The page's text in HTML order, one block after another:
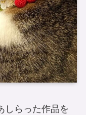
しらった作品を